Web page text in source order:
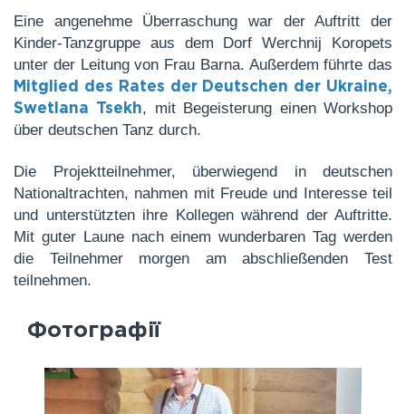
Eine angenehme Überraschung war der Auftritt der
Kinder-Tanzgruppe aus dem Dorf Werchnij Koropets
unter der Leitung von Frau Barna. Außerdem führte das
Mitglied des Rates der Deutschen der Ukraine,
Swetlana Tsekh, mit Begeisterung einen Workshop
über deutschen Tanz durch.
Die Projektteilnehmer, überwiegend in deutschen
Nationaltrachten, nahmen mit Freude und Interesse teil
und unterstützten ihre Kollegen während der Auftritte.
Mit guter Laune nach einem wunderbaren Tag werden
die Teilnehmer morgen am abschließenden Test
teilnehmen.
Фотографії